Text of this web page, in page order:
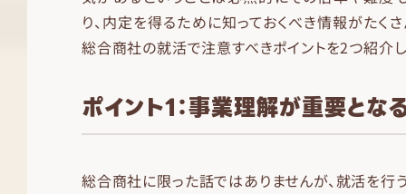
り、内定を得るために知っておくべき情報がたく
総合商社の就活で注意すべきポイントを2つ紹介し
ポイント1：事業理解が重要とな
総合商社に限った話ではありませんが、就活を行